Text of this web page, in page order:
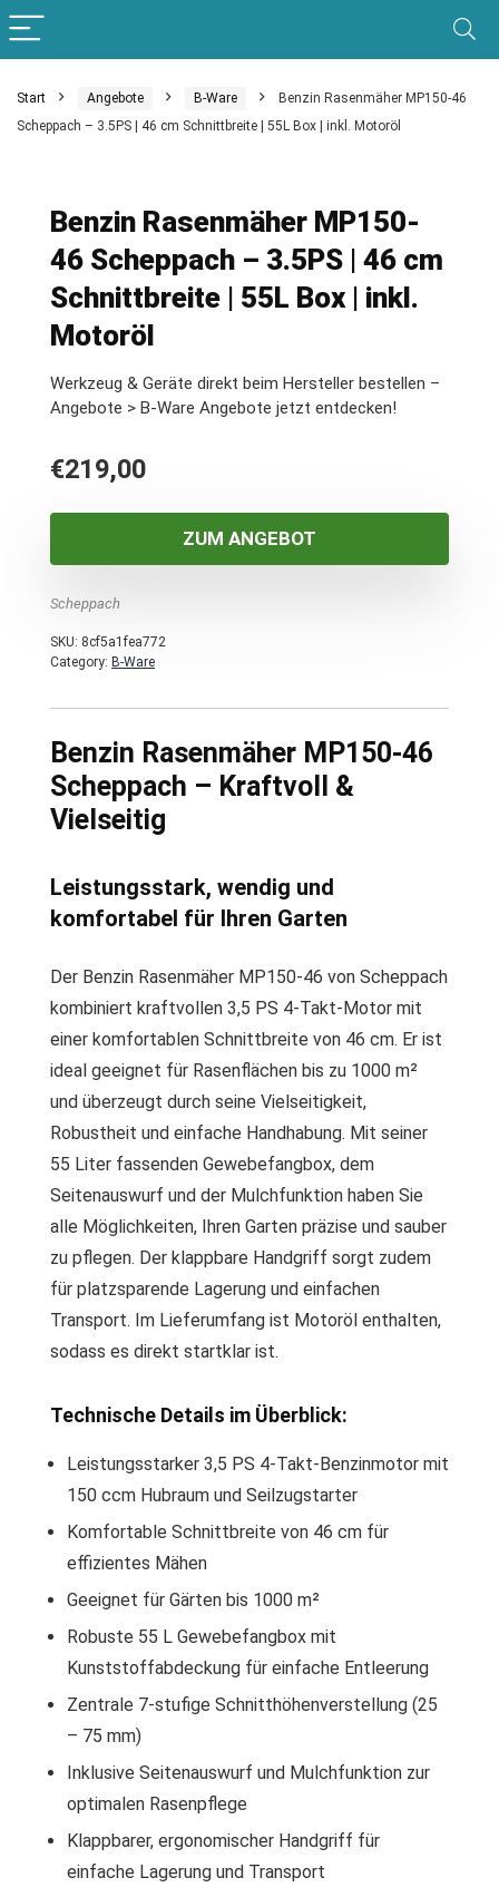
Start Angebote B-Ware
Benzin Rasenmäher MP150-46
Scheppach – 3.5PS | 46 cm Schnittbreite | 55L Box | inkl. Motoröl
Benzin Rasenmäher MP150-
46 Scheppach – 3.5PS | 46 cm
Schnittbreite | 55L Box | inkl.
Motoröl
Werkzeug & Geräte direkt beim Hersteller bestellen –
Angebote > B-Ware Angebote jetzt entdecken!
€219,00
ZUM ANGEBOT
Scheppach
SKU: 8cf5a1fea772
Category: B-Ware
Benzin Rasenmäher MP150-46
Scheppach – Kraftvoll &
Vielseitig
Leistungsstark, wendig und
komfortabel für Ihren Garten
Der Benzin Rasenmäher MP150-46 von Scheppach
kombiniert kraftvollen 3,5 PS 4-Takt-Motor mit
einer komfortablen Schnittbreite von 46 cm. Er ist
ideal geeignet für Rasenflächen bis zu 1000 m²
und überzeugt durch seine Vielseitigkeit,
Robustheit und einfache Handhabung. Mit seiner
55 Liter fassenden Gewebefangbox, dem
Seitenauswurf und der Mulchfunktion haben Sie
alle Möglichkeiten, Ihren Garten präzise und sauber
zu pflegen. Der klappbare Handgriff sorgt zudem
für platzsparende Lagerung und einfachen
Transport. Im Lieferumfang ist Motoröl enthalten,
sodass es direkt startklar ist.
Technische Details im Überblick:
Leistungsstarker 3,5 PS 4-Takt-Benzinmotor mit
150 ccm Hubraum und Seilzugstarter
Komfortable Schnittbreite von 46 cm für
effizientes Mähen
Geeignet für Gärten bis 1000 m²
Robuste 55 L Gewebefangbox mit
Kunststoffabdeckung für einfache Entleerung
Zentrale 7-stufige Schnitthöhenverstellung (25
– 75 mm)
Inklusive Seitenauswurf und Mulchfunktion zur
optimalen Rasenpflege
Klappbarer, ergonomischer Handgriff für
einfache Lagerung und Transport